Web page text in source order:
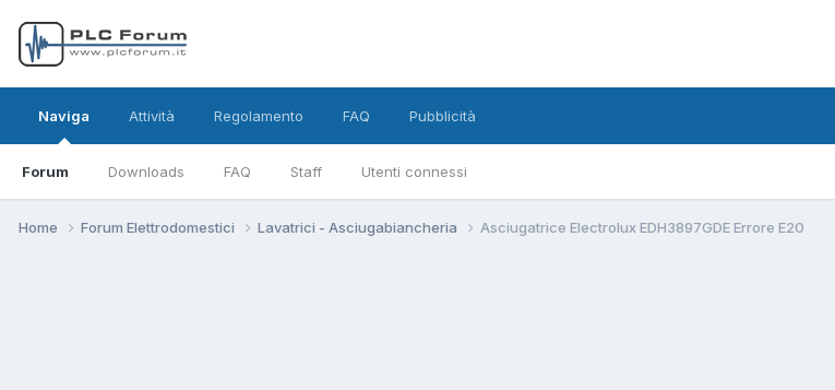
Naviga
Forum Downloads FAQ Staff Utenti connessi
Attività Regolamento FAQ Pubblicità
Home Forum Elettrodomestici Lavatrici - Asciugabiancheria Asciugatrice Electrolux EDH3897GDE Errore E20